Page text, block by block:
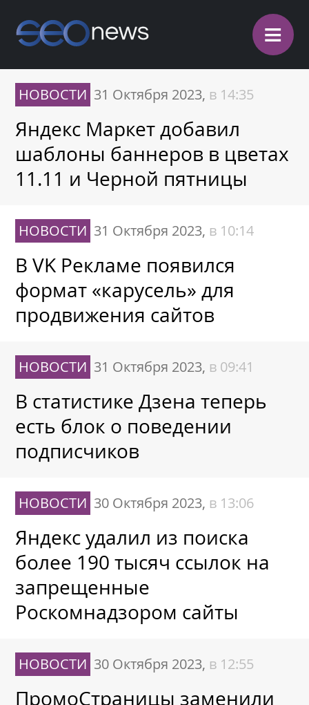
≡
НОВОСТИ 31 Октября 2023, в 14:35
Яндекс Маркет добавил
шаблоны баннеров в цветах
11.11 и Черной пятницы
НОВОСТИ 31 Октября 2023, в 10:14
В VK Рекламе появился
формат «карусель» для
продвижения сайтов
НОВОСТИ 31 Октября 2023, в 09:41
В статистике Дзена теперь
есть блок о поведении
подписчиков
НОВОСТИ 30 Октября 2023, в 13:06
Яндекс удалил из поиска
более 190 тысяч ссылок на
запрещенные
Роскомнадзором сайты
НОВОСТИ 30 Октября 2023, в 12:55
ПромоСтраницы заменили